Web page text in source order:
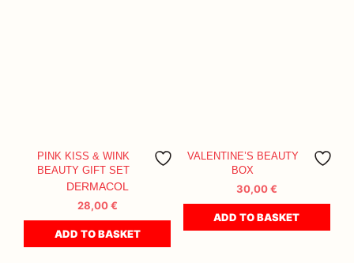
PINK KISS & WINK
BEAUTY GIFT SET
DERMACOL
28,00€
ADD TO BASKET
VALENTINE’S BEAUTY
BOX
30,00€
ADD TO BASKET